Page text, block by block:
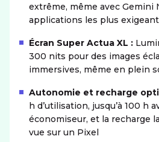
extrême, même avec Gemini
applications les plus
Écran Super Actua XL :
300 nits pour des images
immersives, même en plein
Autonomie et recharge
h d’utilisation, jusqu’à 100 h
économiseur, et la recharge
vue sur un Pixel